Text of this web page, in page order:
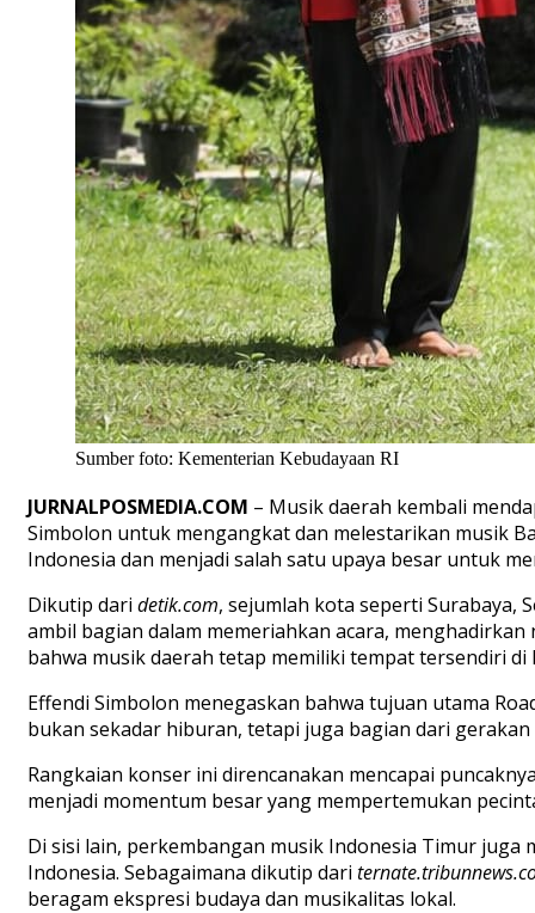
Sumber foto: Kementerian Kebudayaan RI
JURNALPOSMEDIA.COM – Musik daerah kembali
Simbolon untuk mengangkat dan melestarikan musik
Indonesia dan menjadi salah satu upaya besar untuk
Dikutip dari detik.com, sejumlah kota seperti Surabaya,
ambil bagian dalam memeriahkan acara,
bahwa musik daerah tetap memiliki tempat tersendiri di
Effendi Simbolon menegaskan bahwa tujuan utama
bukan sekadar hiburan, tetapi juga bagian dari
Rangkaian konser ini direncanakan mencapai
menjadi momentum besar yang mempertemukan
Di sisi lain, perkembangan musik Indonesia Timur
Indonesia. Sebagaimana dikutip dari
beragam ekspresi budaya dan musikalitas lokal.